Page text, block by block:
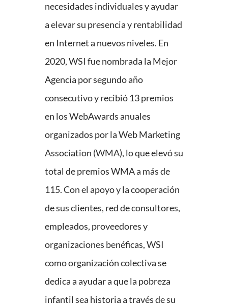
necesidades individuales y ayudar
a elevar su presencia y rentabilidad
en Internet a nuevos niveles. En
2020, WSI fue nombrada la Mejor
Agencia por segundo año
consecutivo y recibió 13 premios
en los WebAwards anuales
organizados por la Web Marketing
Association (WMA), lo que elevó su
total de premios WMA a más de
115. Con el apoyo y la cooperación
de sus clientes, red de consultores,
empleados, proveedores y
organizaciones benéficas, WSI
como organización colectiva se
dedica a ayudar a que la pobreza
infantil sea historia a través de su